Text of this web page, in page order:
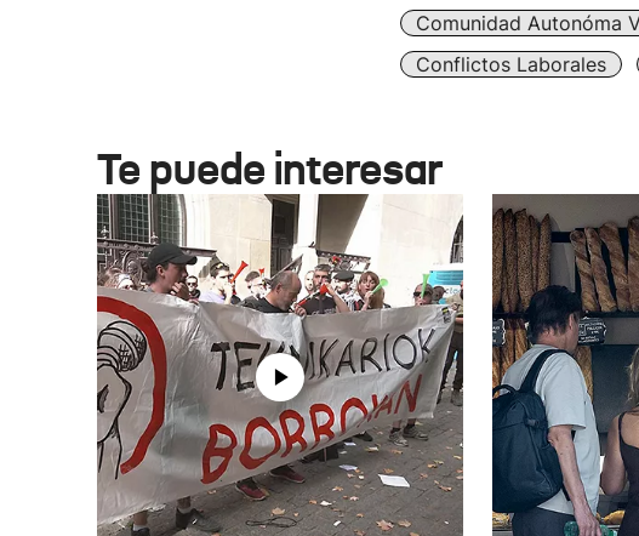
Comunidad Autonóma
Conflictos Laborales
Te puede interesar